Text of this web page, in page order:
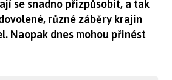
se snadno přizpůsobit, a tak
různé záběry krajin
Naopak dnes mohou přinést